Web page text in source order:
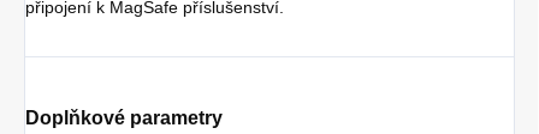
připojení k MagSafe příslušenství.
Doplňkové parametry